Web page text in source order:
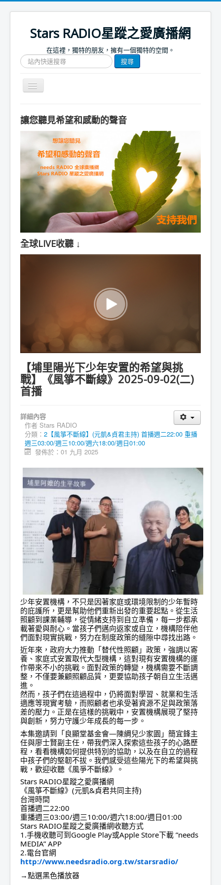
Stars RADIO星蹤之愛廣播網
在這裡，獨特的朋友，擁有一個獨特的空間。
搜
尋
網
文
搜尋
Toggle
Navigation
首頁
捐款支持
節目表
節目簡介
節目預告
讓您聽見希望和感動的聲音
全球LIVE收聽 ↓
【埔里陽光下少年安置的希望與挑
戰】《風箏不斷線》2025-09-02(二)
首播
詳細內容
作者 Stars RADIO
分類： 2【風箏不斷線】(元凱&貞君主持) 首播週二22:00 重播
週三03:00/週三10:00/週六18:00/週日01:00
發佈於：01 九月 2025
少年安置機構，不只是因著家庭或環境限制的少年暫時
的庇護所，更是幫助他們重新出發的重要起點。從生活
照顧到課業輔導，從情緒支持到自立準備，每一步都承
載著愛與耐心。當孩子們邁向返家或自立，機構陪伴他
們面對現實挑戰，努力在制度政策的縫隙中尋找出路。
近年來，政府大力推動「替代性照顧」政策，強調以寄
養、家庭式安置取代大型機構，這對現有安置機構的運
作帶來不小的挑戰。面對政策的轉變，機構需要不斷調
整，不僅要兼顧照顧品質，更要協助孩子朝自立生活邁
進。
然而，孩子們在這過程中，仍將面對學習、就業和生活
適應等現實考驗，而照顧者也承受著資源不足與政策落
差的壓力。正是在這樣的挑戰中，安置機構展現了堅持
與創新，努力守護少年成長的每一步。
本集邀請到「良顯堂基金會—陳綢兒少家園」簡宜鋒主
任與廖士賢副主任，帶我們深入探索這些孩子的心路歷
程，看看機構如何提供特別的協助，以及在自立的過程
中孩子們的堅韌不拔。我們感受這些陽光下的希望與挑
戰，歡迎收聽《風爭不斷線》。
Stars RADIO星蹤之愛廣播網
《風箏不斷線》(元凱&貞君共同主持)
台灣時間
首播週二22:00
重播週三03:00/週三10:00/週六18:00/週日01:00
Stars RADIO星蹤之愛廣播網收聽方式
1.手機收聽可到Google Play或Apple Store下載 ”needs
MEDIA” APP
2.電台官網
http://www.needsradio.org.tw/starsradio/
→點選黑色播放器